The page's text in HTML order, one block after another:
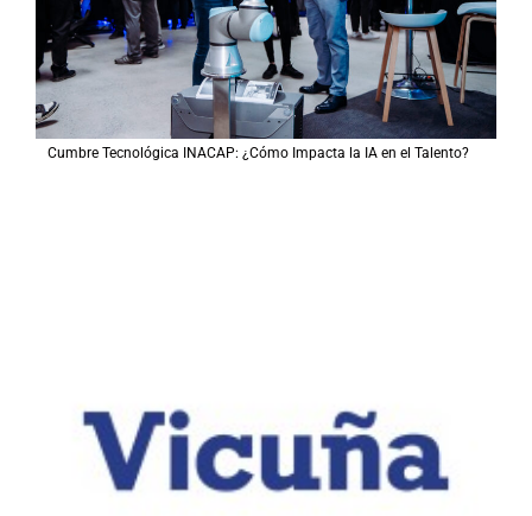
Cumbre Tecnológica INACAP: ¿Cómo Impacta la IA en el Talento?